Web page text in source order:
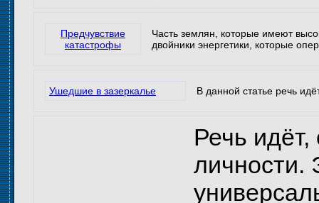
Предчувствие
катастрофы
Часть землян, которые имеют
двойники энергетики, которые
Ушедшие в зазеркалье В данной статье речь
Речь
личности.